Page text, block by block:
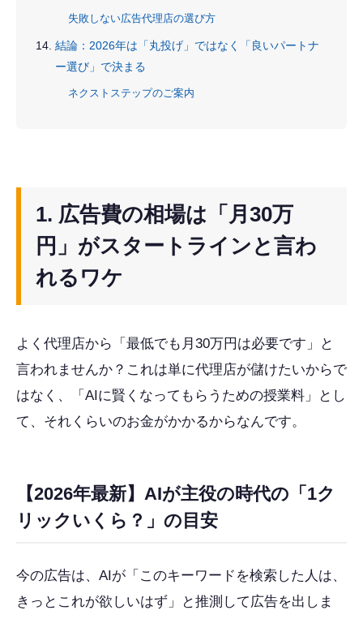
失敗しない広告代理店の選び方
結論：2026年は「丸投げ」ではなく「良いパートナ
ー選び」で決まる
ネクストステップのご案内
1. 広告費の相場は「月30万
円」がスタートラインと言わ
れるワケ
よく代理店から「最低でも月30万円は必要です」と
言われませんか？これは単に代理店が儲けたいからで
はなく、「AIに賢くなってもらうための授業料」とし
て、それくらいのお金がかかるからなんです。
【2026年最新】AIが主役の時代の「1ク
リックいくら？」の目安
今の広告は、AIが「このキーワードを検索した人は、
きっとこれが欲しいはず」と推測して広告を出しま